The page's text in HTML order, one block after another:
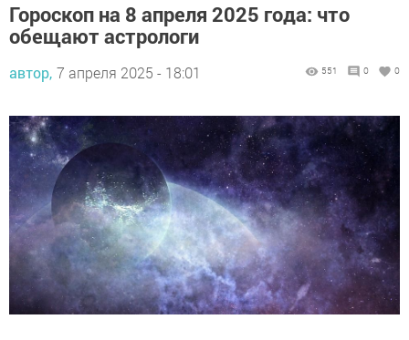
Гороскоп на 8 апреля 2025 года: что
обещают астрологи
автор, 7 апреля 2025 - 18:01 551 0 0